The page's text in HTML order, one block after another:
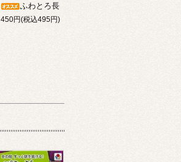
ふわとろ長
450円(税込495円)